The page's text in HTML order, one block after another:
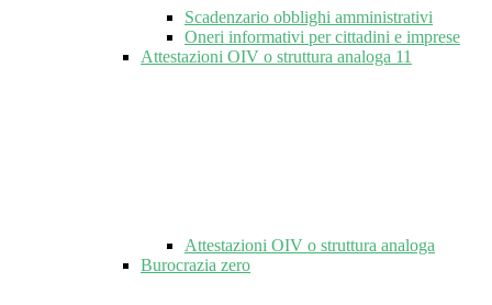
Scadenzario obblighi amministrativi
Oneri informativi per cittadini e imprese
Attestazioni OIV o struttura analoga 11
Attestazioni OIV o struttura analoga
Burocrazia zero